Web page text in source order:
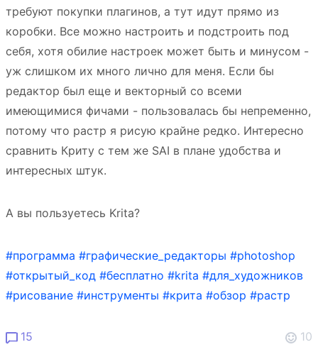
требуют покупки плагинов, а тут идут прямо из
коробки. Все можно настроить и подстроить под
себя, хотя обилие настроек может быть и минусом -
уж слишком их много лично для меня. Если бы
редактор был еще и векторный со всеми
имеющимися фичами - пользовалась бы непременно,
потому что растр я рисую крайне редко. Интересно
сравнить Криту с тем же SAI в плане удобства и
интересных штук.
А вы пользуетесь Krita?
#программа #графические_редакторы #photoshop
#открытый_код #бесплатно #krita #для_художников
#рисование #инструменты #крита #обзор #растр
15 10